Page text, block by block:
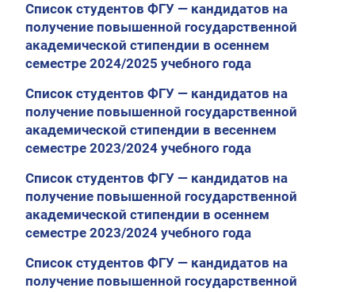
Список студентов ФГУ — кандидатов на
получение повышенной государственной
академической стипендии в осеннем
семестре 2024/2025 учебного года
Список студентов ФГУ — кандидатов на
получение повышенной государственной
академической стипендии в весеннем
семестре 2023/2024 учебного года
Список студентов ФГУ — кандидатов на
получение повышенной государственной
академической стипендии в осеннем
семестре 2023/2024 учебного года
Список студентов ФГУ — кандидатов на
получение повышенной государственной